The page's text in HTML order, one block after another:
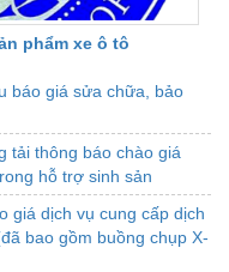
phẩm xe ô tô
báo giá sửa chữa, bảo
tải thông báo chào giá
hỗ trợ sinh sản
giá dịch vụ cung cấp dịch
bao gồm buồng chụp X-